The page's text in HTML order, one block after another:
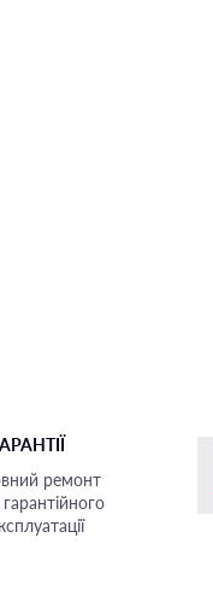
ремонт